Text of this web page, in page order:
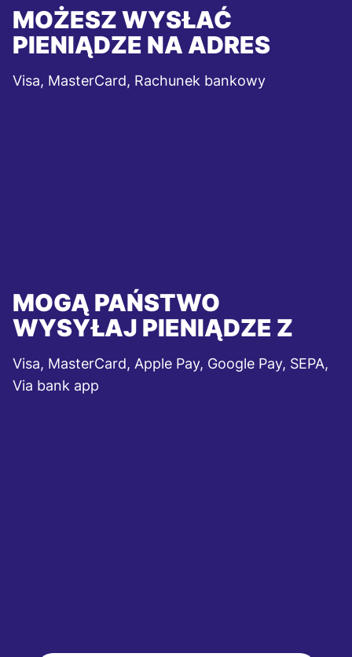
MOŻESZ WYSŁAĆ
PIENIĄDZE NA ADRES
Visa, MasterCard, Rachunek bankowy
MOGĄ PAŃSTWO
WYSYŁAJ PIENIĄDZE Z
Visa, MasterCard, Apple Pay, Google Pay, SEPA,
Via bank app